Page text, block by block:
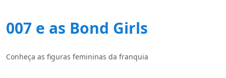
007 e as Bond Girls
Conheça as figuras femininas da franquia